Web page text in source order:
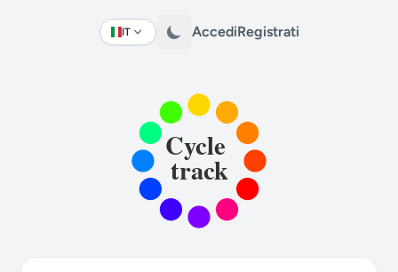
IT
Change languageAccediRegistrati